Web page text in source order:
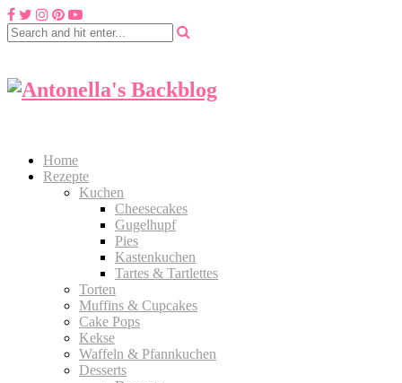
Home
Rezepte
Kuchen
Cheesecakes
Gugelhupf
Pies
Kastenkuchen
Tartes & Tartlettes
Torten
Muffins & Cupcakes
Cake Pops
Kekse
Waffeln & Pfannkuchen
Desserts